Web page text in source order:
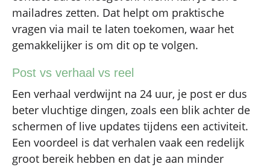
mailadres zetten. Dat helpt om praktische
vragen via mail te laten toekomen, waar het
gemakkelijker is om dit op te volgen.
Post vs verhaal vs reel
Een verhaal verdwijnt na 24 uur, je post er dus
beter vluchtige dingen, zoals een blik achter de
schermen of live updates tijdens een activiteit.
Een voordeel is dat verhalen vaak een redelijk
groot bereik hebben en dat je aan minder